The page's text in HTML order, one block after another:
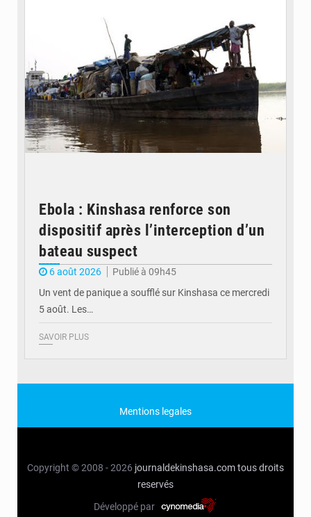
Ebola : Kinshasa renforce son
dispositif après l’interception d’un
bateau suspect
6 août 2026
Publié à 09h45
Un vent de panique a soufflé sur Kinshasa ce mercredi
5 août. Les…
SAVOIR PLUS
Mentions legales
Copyright © 2008 - 2026 journaldekinshasa.comtous droits
reservés
Développé par